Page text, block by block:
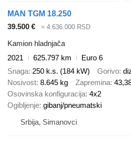
MAN TGM 18.250
39.500 €
≈ 4.636.000 RSD
Kamion hladnjača
2021
625.797 km
Euro 6
Snaga 250 k.s. (184 kW) Gorivo
Nosivost 8.645 kg Zapremina
Osovinska konfiguracija 4x2
Ogibljenje gibanj/pneumatski
Srbija, Simanovci